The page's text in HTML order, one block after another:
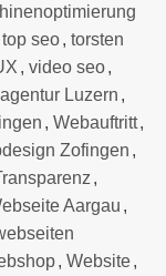
top seo, torsten
, video seo,
Luzern ,
, Webauftritt,
Zofingen ,
,
Aargau ,
, Website,